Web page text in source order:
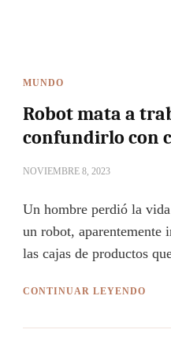
MUNDO
Robot mata a
confundirlo con
NOVIEMBRE 8, 2023
Un hombre perdió la
un robot, aparentemente
las cajas de productos
CONTINUAR LEYENDO